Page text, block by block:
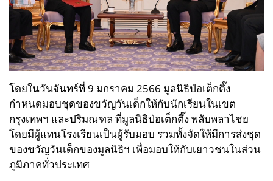
โดยในวันจันทร์ที่ 9 มกราคม 2566 มูลนิธิป่อเต็กตึ๊ง
กำหนดมอบชุดของขวัญวันเด็กให้กับนักเรียนในเขต
กรุงเทพฯ และปริมณฑล ที่มูลนิธิป่อเต็กตึ๊ง พลับพลาไชย
โดยมีผู้แทนโรงเรียนเป็นผู้รับมอบ รวมทั้งจัดให้มีการส่งชุด
ของขวัญวันเด็กของมูลนิธิฯ เพื่อมอบให้กับเยาวชนในส่วน
ภูมิภาคทั่วประเทศ